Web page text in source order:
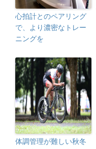
心拍計とのペアリング
で、より濃密なトレー
ニングを
体調管理が難しい秋冬